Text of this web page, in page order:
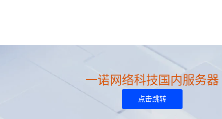
一诺网络科技国内服务器
点击跳转